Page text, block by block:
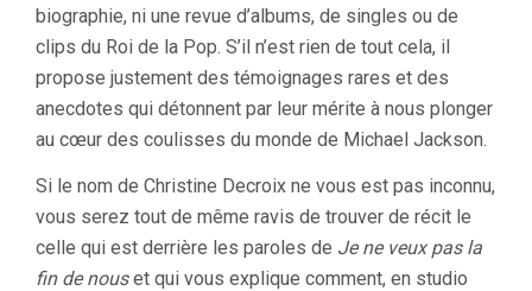
biographie, ni une revue d’albums, de singles ou de
clips du Roi de la Pop. S’il n’est rien de tout cela, il
propose justement des témoignages rares et des
anecdotes qui détonnent par leur mérite à nous plonger
au cœur des coulisses du monde de Michael Jackson.
Si le nom de Christine Decroix ne vous est pas inconnu,
vous serez tout de même ravis de trouver de récit le
celle qui est derrière les paroles de Je ne veux pas la
fin de nouset qui vous explique comment, en studio